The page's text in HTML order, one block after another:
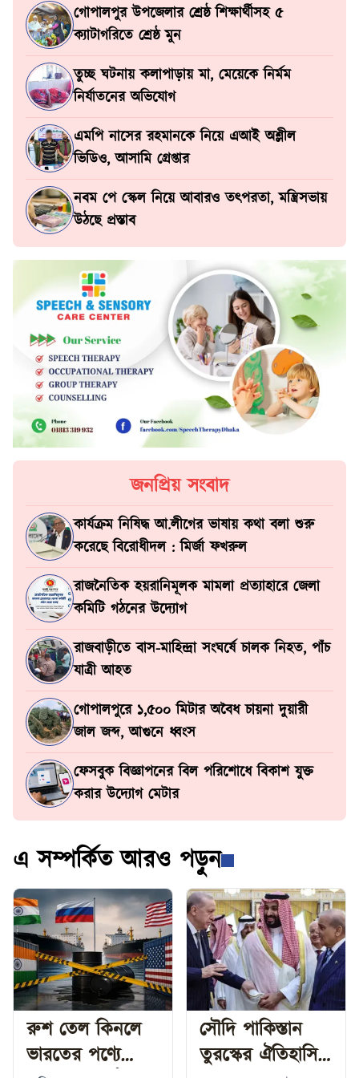
গোপালপুর উপজেলার শ্রেষ্ঠ শিক্ষার্থীসহ ৫
ক্যাটাগরিতে শ্রেষ্ঠ মুন
তুচ্ছ ঘটনায় কলাপাড়ায় মা, মেয়েকে নির্মম
নির্যাতনের অভিযোগ
এমপি নাসের রহমানকে নিয়ে এআই অশ্লীল
ভিডিও, আসামি গ্রেপ্তার
নবম পে স্কেল নিয়ে আবারও তৎপরতা, মন্ত্রিসভায়
উঠছে প্রস্তাব
জনপ্রিয় সংবাদ
কার্যক্রম নিষিদ্ধ আ.লীগের ভাষায় কথা বলা শুরু
করেছে বিরোধীদল : মির্জা ফখরুল
রাজনৈতিক হয়রানিমূলক মামলা প্রত্যাহারে জেলা
কমিটি গঠনের উদ্যোগ
রাজবাড়ীতে বাস-মাহিন্দ্রা সংঘর্ষে চালক নিহত, পাঁচ
যাত্রী আহত
গোপালপুরে ১,৫০০ মিটার অবৈধ চায়না দুয়ারী
জাল জব্দ, আগুনে ধ্বংস
ফেসবুক বিজ্ঞাপনের বিল পরিশোধে বিকাশ যুক্ত
করার উদ্যোগ মেটার
এ সম্পর্কিত আরও পড়ুন
রুশ তেল কিনলে
ভারতের পণ্যে
সৌদি পাকিস্তান
তুরস্কের ঐতিহাসিক